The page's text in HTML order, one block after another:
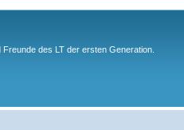
des LT der ersten Generation.